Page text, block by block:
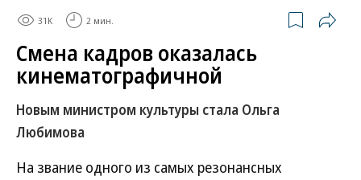
31K 2 мин.
Смена кадров оказалась
кинематографичной
Новым министром культуры стала Ольга
Любимова
На звание одного из самых резонансных